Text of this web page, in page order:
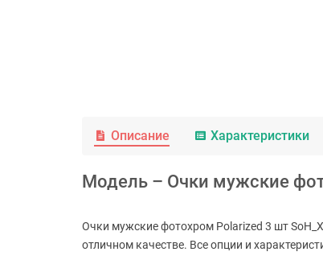
Описание Характеристики
Модель – Очки мужские
Очки мужские фотохром Polarized 3 шт
отличном качестве. Все опции и